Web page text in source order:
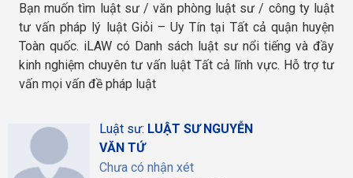
Bạn muốn tìm luật sư / văn phòng luật sư / công ty luật
tư vấn pháp lý luật Giỏi – Uy Tín tại Tất cả quận huyện
Toàn quốc. iLAW có Danh sách luật sư nổi tiếng và đầy
kinh nghiệm chuyên tư vấn luật Tất cả lĩnh vực. Hỗ trợ tư
vấn mọi vấn đề pháp luật
Luật sư: LUẬT SƯ NGUYỄN
VĂN TỨ
Chưa có nhận xét